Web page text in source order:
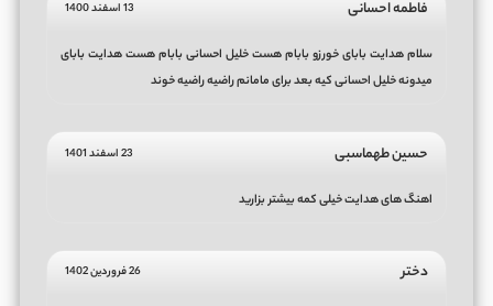
فاطمه احسانی 13 اسفند 1400
سلام هدایت بابای خورزو بابام هست خلیل احسانی بابام هست هدایت بابای
میدونه خلیل احسانی کیه بعد برای مامانم راضیه راضیه خوند
حسین طهماسبی 23 اسفند 1401
اهنگ های هدایت خیلی کمه بیشتر بزارید
دختر 26 فروردین 1402